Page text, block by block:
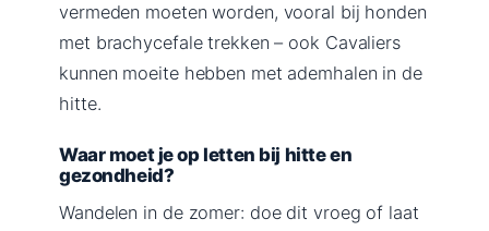
vermeden moeten worden, vooral bij honden
met brachycefale trekken – ook Cavaliers
kunnen moeite hebben met ademhalen in de
hitte.
Waar moet je op letten bij hitte en
gezondheid?
Wandelen in de zomer: doe dit vroeg of laat